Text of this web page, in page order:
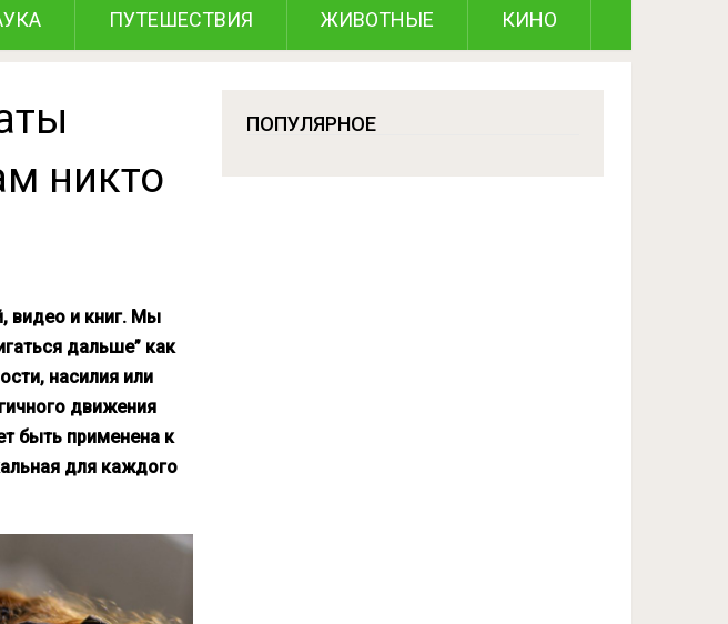
ПУТЕШЕСТВИЯ ЖИВОТНЫЕ КИНО
никто
видео и книг. Мы
дальше” как
насилия или
движения
быть применена к
для каждого
ПОПУЛЯРНОЕ